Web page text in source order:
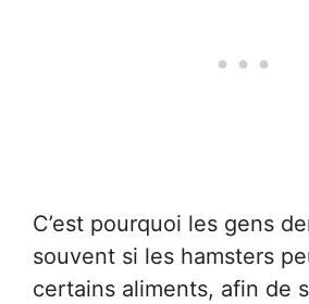
C’est pourquoi les gens
souvent si les hamsters
certains aliments, afin de